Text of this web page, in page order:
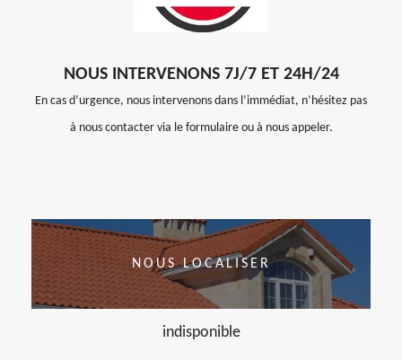
NOUS INTERVENONS 7J/7 ET 24H/24
En cas d’urgence, nous intervenons dans l’immédiat, n’hésitez pas
à nous contacter via le formulaire ou à nous appeler.
NOUS LOCALISER
indisponible